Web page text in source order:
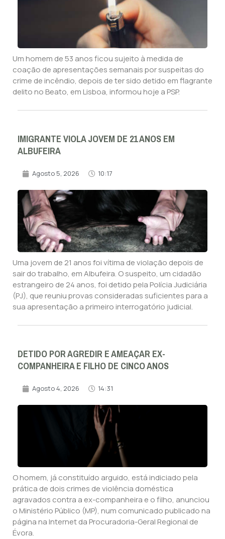
Um homem de 53 anos ficou sujeito à medida de
coação de apresentações semanais por suspeitas do
crime de incêndio, depois de ter sido detido em flagrante
delito no Beato, em Lisboa, informou hoje a PSP.
IMIGRANTE VIOLA JOVEM DE 21 ANOS EM
ALBUFEIRA
Agosto 5, 2026 10:17
Uma jovem de 21 anos foi vítima de violação depois de
sair do trabalho, em Albufeira. O suspeito, um cidadão
estrangeiro de 24 anos, foi detido pela Polícia Judiciária
(PJ), que reuniu provas consideradas suficientes para a
sua apresentação a primeiro interrogatório judicial.
DETIDO POR AGREDIR E AMEAÇAR EX-
COMPANHEIRA E FILHO DE CINCO ANOS
Agosto 4, 2026 14:31
O homem, já constituído arguido, está indiciado pela
prática de dois crimes de violência doméstica
agravados contra a ex-companheira e o filho, anunciou
o Ministério Público (MP), num comunicado publicado na
página na Internet da Procuradoria-Geral Regional de
Évora.